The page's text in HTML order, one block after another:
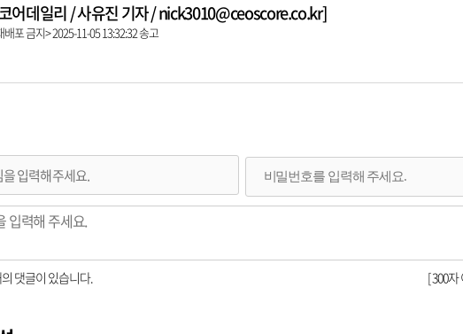
어데일리 / 사유진 기자 / nick3010@ceoscore.co.kr]
포 금지> 2025-11-05 13:32:32 송고
[ 300
댓글이 있습니다.